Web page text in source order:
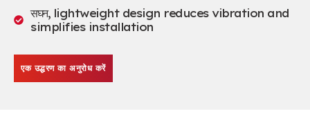
सघन, lightweight design reduces vibration and
simplifies installation
एक उद्धरण का अनुरोध करें